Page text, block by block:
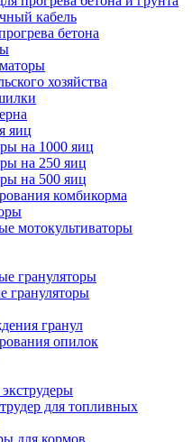
кабель
бетона
хозяйства
яиц
на 1000 яиц
на 250 яиц
на 500 яиц
комбикорма
мотокультиваторы
грануляторы
грануляторы
гранул
опилок
для топливных
для кормов